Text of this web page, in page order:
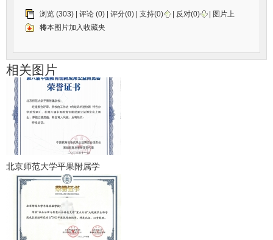
浏览 (303) | 评论 (0) | 评分(0) | 支持(0) 反对(0)
| 图片上
传：
将本图片加入收藏夹
相关图片
北京师范大学平果附属学